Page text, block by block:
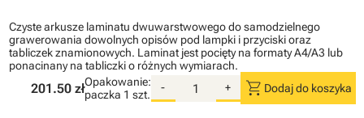
Czyste arkusze laminatu dwuwarstwowego do samodzielnego
grawerowania dowolnych opisów pod lampki i przyciski oraz
tabliczek znamionowych. Laminat jest pocięty na formaty A4/A3 lub
ponacinany na tabliczki o różnych wymiarach.
201.50 złOpakowanie:
paczka 1 szt.
- + shopping_cart Dodaj do koszyka